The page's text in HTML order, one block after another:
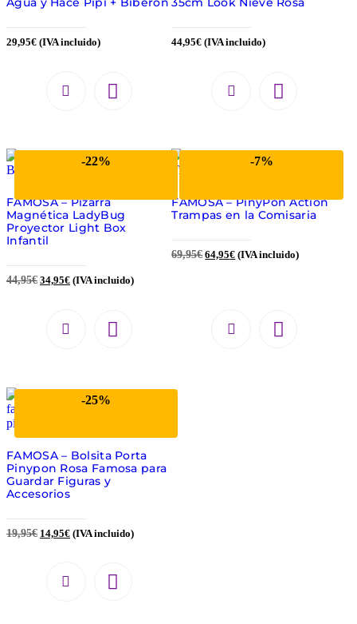
29,95€ (IVA incluido) 44,95€ (IVA incluido)
-22%
FAMOSA – Pizarra
Magnética LadyBug
Proyector Light Box
Infantil
44,95€ 34,95€ (IVA incluido)
-7%
FAMOSA – PinyPon Action
Trampas en la Comisaria
69,95€ 64,95€ (IVA incluido)
-25%
FAMOSA – Bolsita Porta
Pinypon Rosa Famosa para
Guardar Figuras y
Accesorios
19,95€ 14,95€ (IVA incluido)